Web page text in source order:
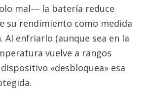
mal— la batería reduce
su rendimiento como medida
Al enfriarlo (aunque sea en la
vuelve a rangos
«desbloquea» esa